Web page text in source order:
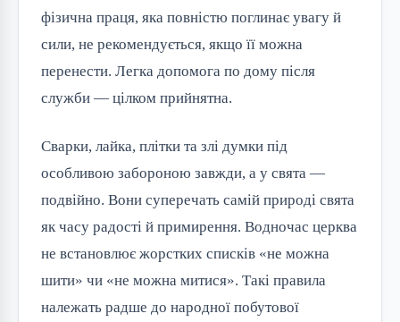
фізична праця, яка повністю поглинає увагу й
сили, не рекомендується, якщо її можна
перенести. Легка допомога по дому після
служби — цілком прийнятна.
Сварки, лайка, плітки та злі думки під
особливою забороною завжди, а у свята —
подвійно. Вони суперечать самій природі свята
як часу радості й примирення. Водночас церква
не встановлює жорстких списків «не можна
шити» чи «не можна митися». Такі правила
належать радше до народної побутової